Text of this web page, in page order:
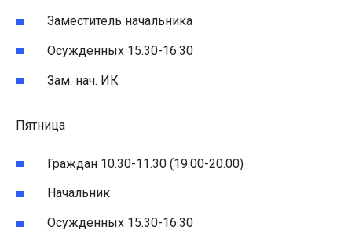
Заместитель начальника
Осужденных 15.30-16.30
Зам. нач. ИК
Пятница
Граждан 10.30-11.30 (19.00-20.00)
Начальник
Осужденных 15.30-16.30